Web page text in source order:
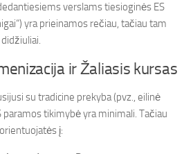
verslams tiesioginės ES
yra prieinamos rečiau, tačiau tam
ir Žaliasis kursas
su tradicine prekyba (pvz., eilinė
tikimybė yra minimali. Tačiau
į: